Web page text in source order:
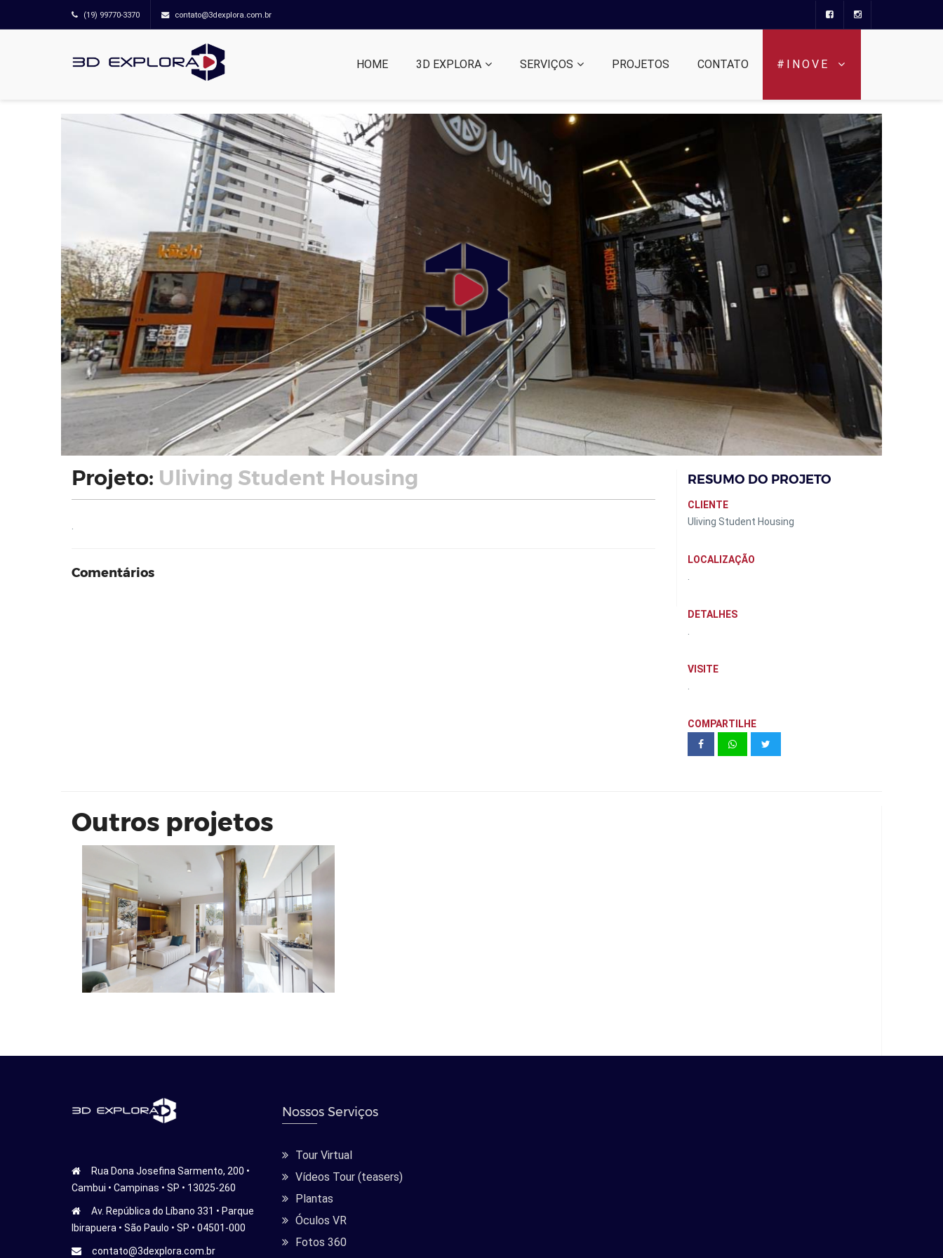
(19) 99770-3370 contato@3dexplora.com.br
HOME 3D EXPLORA SERVIÇOS PROJETOS CONTATO #INOVE
Projeto: Uliving Student Housing
Comentários
RESUMO DO PROJETO
CLIENTE
Uliving Student Housing
LOCALIZAÇÃO
DETALHES
VISITE
COMPARTILHE
Outros projetos
Ethos Hall - Dourados | Franzolin
Rua Dona Josefina Sarmento, 200 •
Cambui • Campinas • SP • 13025-260
Av. República do Líbano 331 • Parque
Ibirapuera • São Paulo • SP • 04501-000
contato@3dexplora.com.br
Nossos Serviços
Tour Virtual
Vídeos Tour (teasers)
Plantas
Óculos VR
Fotos 360